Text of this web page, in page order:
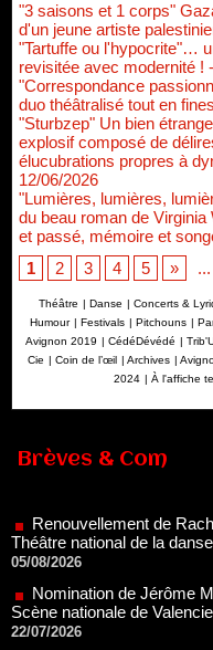
"3 saisons et 1 corps"
d'un jeune artiste
"Tartuffe ou l'hypocrite"…
revisitée avec modernité !
"Correspondance
duo théâtralisé tout en
"Sturbzep" Un bien
explosif composé de
élucubrations propres à
12/06/2026
"Lumières, lumières,
du beau roman de
et passé, mémoire et
1
2 3 4 5 » ...
Théâtre | Danse | Concerts &
Humour | Festivals | Pitchouns |
Avignon 2019 | CédéDévédé |
Cie | Coin de l’œil | Archives |
2024 | À l'affiche
Brèves & Com
Renouvellement de
Théâtre national de la danse
Nomination de Jérôme
Scène nationale de
22/07/2026
Nomination de Servane
de la Comédie de Colmar -
Est Alsace